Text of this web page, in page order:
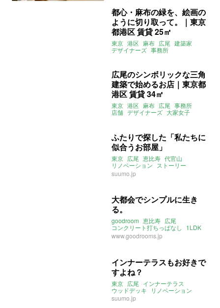
都心・麻布の緑を、絵画の
ように切り取って。｜東京
都港区 賃貸 25㎡
東京 港区 麻布 広尾 建築家
デザイナーズ 事務所
広尾のシンボリックな三角
建築で始めるお店｜東京都
港区 賃貸 34㎡
東京 港区 麻布 広尾 事務所
店舗 デザイナーズ 大家女子
ふたりで探した「私たちに
似合うお部屋」
東京 広尾 恵比寿 代官山
リノベーション
ストーリー
2021年3月のおすすめ
suumo.jp
大都会でシンプルに生き
る。
goodroom 恵比寿 広尾
コンクリート打ちっぱなし
1LDK
デザイナーズ
www.goodrooms.jp
インナーテラスもお好きで
すよね？
東京 広尾 インナーテラス
ウッドデッキ
リノベーション
suumo.jp